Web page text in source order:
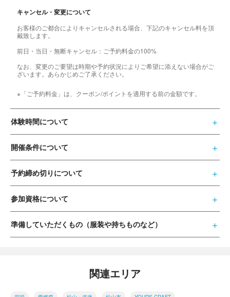
キャンセル・変更について
お客様のご都合によりキャンセルされる場合、下記のキャンセル料を頂
戴致します。
前日・当日・無断キャンセル：ご予約料金の100%
なお、変更のご要望は時期や予約状況によりご希望に添えない場合がご
ざいます。あらかじめご了承ください。
※「ご予約料金」は、クーポン/ポイントを適用する前の金額です。
体験時間について
開催条件について
予約締め切りについて
参加資格について
準備していただくもの（服装や持ちものなど）
関連エリア